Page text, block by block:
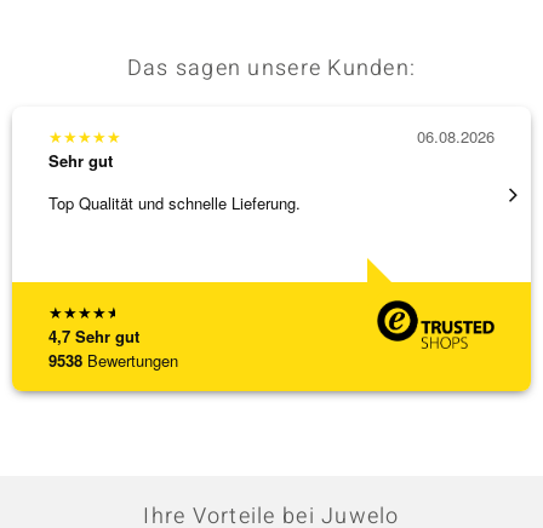
Das sagen unsere Kunden:
★★★★★
4,7 Sehr gut
9538 Bewertungen
★★★★★
Sehr gut
Top Qualität und schnelle Lieferung.
06.08.2026
Ihre Vorteile bei Juwelo